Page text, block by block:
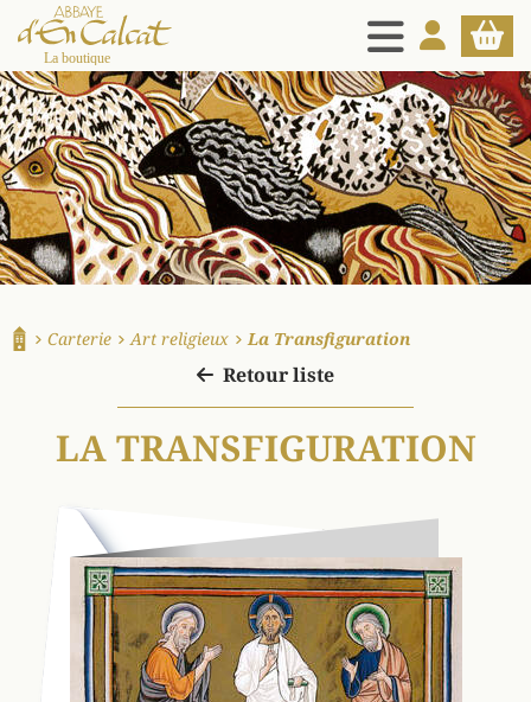
MENU
La boutique d'en Calcat
MON PANIER
Carterie Art religieux La Transfiguration
Retour liste
LA TRANSFIGURATION